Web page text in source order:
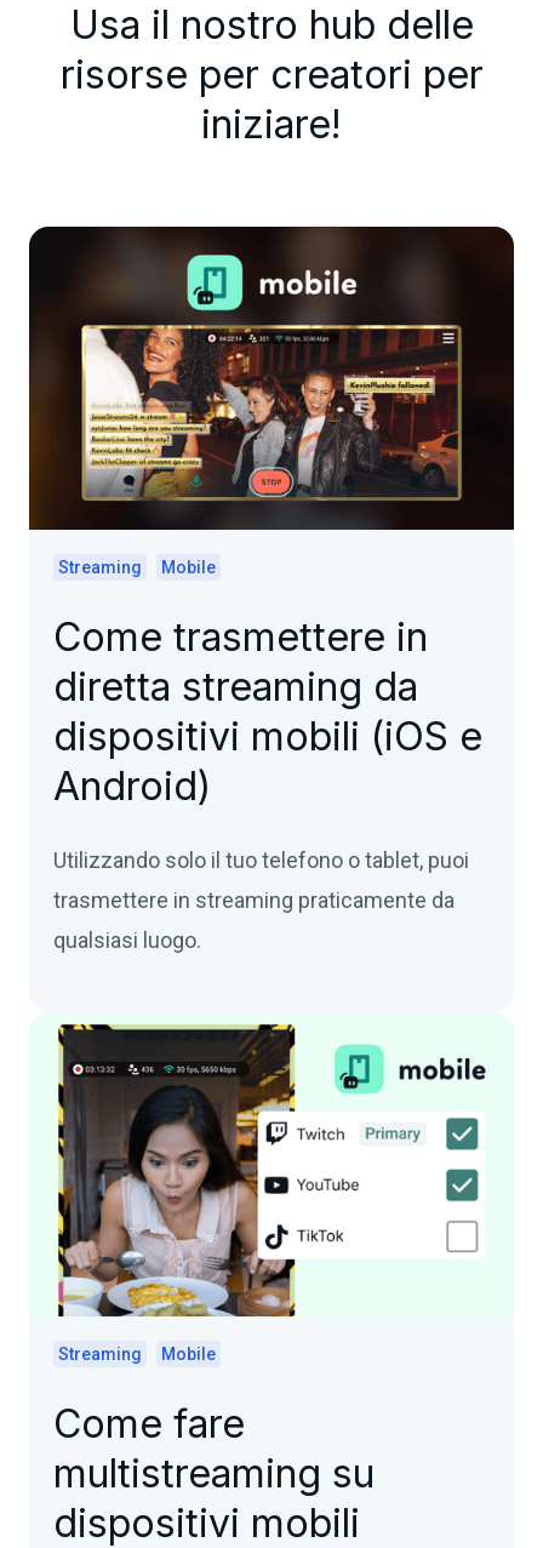
Usa il nostro hub delle
risorse per creatori per
iniziare!
Streaming Mobile
Come trasmettere in
diretta streaming da
dispositivi mobili (iOS e
Android)
Utilizzando solo il tuo telefono o tablet, puoi
trasmettere in streaming praticamente da
qualsiasi luogo.
Streaming Mobile
Come fare
multistreaming su
dispositivi mobili